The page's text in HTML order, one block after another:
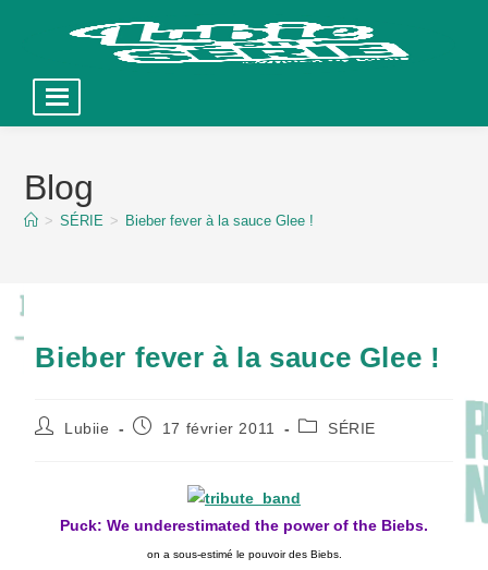
contentBlog
> SÉRIE > Bieber fever à la sauce Glee !
Bieber fever à la sauce Glee !
Auteur/autrice
Lubiie
Publication
17 février 2011
PostSÉRIE
Puck: We underestimated the power of the Biebs.
on a sous-estimé le pouvoir des Biebs.